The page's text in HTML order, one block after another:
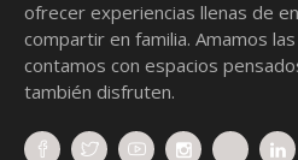
ofrecer experiencias llenas de
compartir en familia. Amamos
contamos con espacios
también disfruten.